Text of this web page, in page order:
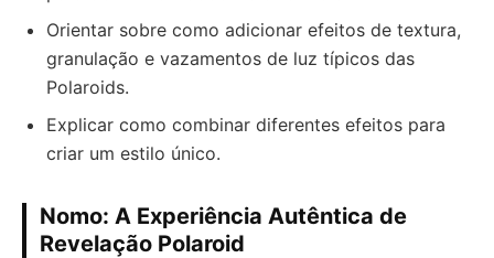
Orientar sobre como adicionar efeitos de textura,
granulação e vazamentos de luz típicos das
Polaroids.
Explicar como combinar diferentes efeitos para
criar um estilo único.
Nomo: A Experiência Autêntica de
Revelação Polaroid